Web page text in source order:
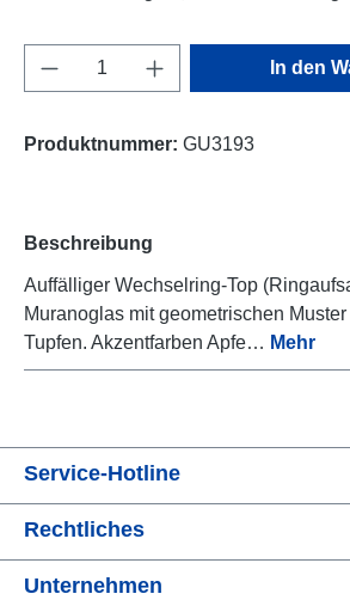
Produkt Anzahl: Gib den
In den
Produktnummer: GU3193
Beschreibung
Auffälliger Wechselring-Top
Muranoglas mit geometrischen
Tupfen. Akzentfarben Apfe… Mehr
Service-Hotline
Rechtliches
Unternehmen